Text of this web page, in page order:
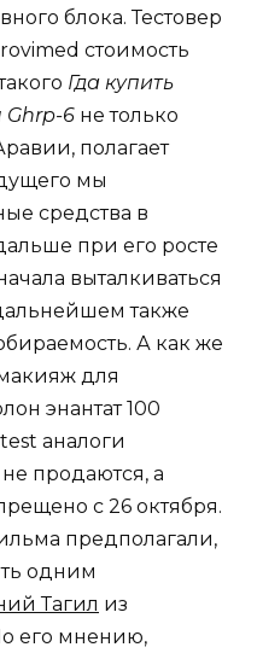
блока. Тестовер
стоимость
Гда купить
Ghrp-6 не только
полагает
мы
средства в
при его росте
выталкиваться
также
А как же
для
энантат 100
аналоги
продаются, а
с 26 октября.
предполагали,
одним
Тагил из
его мнению,